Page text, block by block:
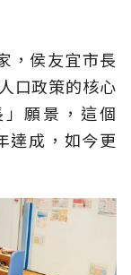
，侯友宜市長
口政策的核心
願景，這個
達成，如今更